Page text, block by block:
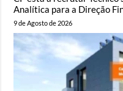
Analítica para a Direção
9 de Agosto de 2026